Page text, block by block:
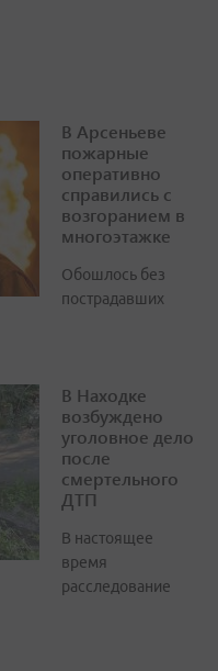
В Арсеньеве
пожарные
оперативно
справились с
возгоранием в
многоэтажке
Обошлось без
пострадавших
В Находке
возбуждено
уголовное дело
после
смертельного
ДТП
В настоящее
время
расследование